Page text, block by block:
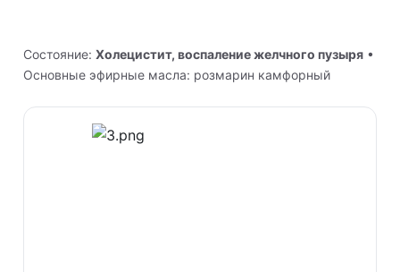
Состояние: Холецистит, воспаление желчного пузыря •
Основные эфирные масла: розмарин камфорный